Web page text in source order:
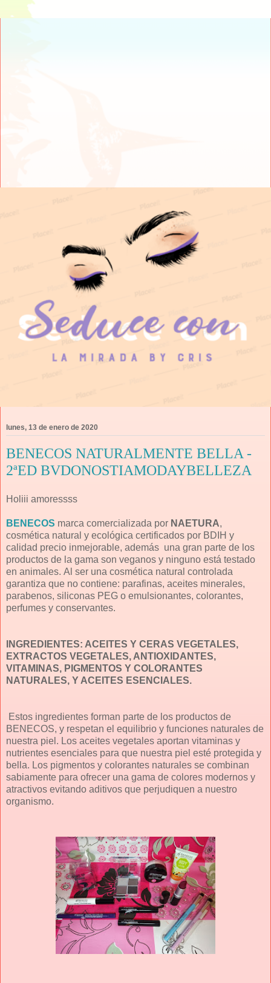
lunes, 13 de enero de 2020
BENECOS NATURALMENTE BELLA -
2ªED BVDONOSTIAMODAYBELLEZA
Holiii amoressss
BENECOS marca comercializada por NAETURA,
cosmética natural y ecológica certificados por BDIH y
calidad precio inmejorable, además una gran parte de los
productos de la gama son veganos y ninguno está testado
en animales. Al ser una cosmética natural controlada
garantiza que no contiene: parafinas, aceites minerales,
parabenos, siliconas PEG o emulsionantes, colorantes,
perfumes y conservantes.
INGREDIENTES: ACEITES Y CERAS VEGETALES,
EXTRACTOS VEGETALES, ANTIOXIDANTES,
VITAMINAS, PIGMENTOS Y COLORANTES
NATURALES, Y ACEITES ESENCIALES.
Estos ingredientes forman parte de los productos de
BENECOS, y respetan el equilibrio y funciones naturales de
nuestra piel. Los aceites vegetales aportan vitaminas y
nutrientes esenciales para que nuestra piel esté protegida y
bella. Los pigmentos y colorantes naturales se combinan
sabiamente para ofrecer una gama de colores modernos y
atractivos evitando aditivos que perjudiquen a nuestro
organismo.